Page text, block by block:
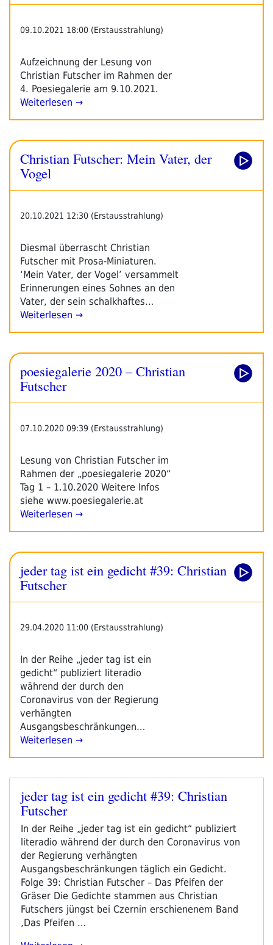
09.10.2021 18:00 (Erstausstrahlung)
Aufzeichnung der Lesung von
Christian Futscher im Rahmen der
4. Poesiegalerie am 9.10.2021.
Weiterlesen →
Christian Futscher: Mein Vater, der
Vogel
20.10.2021 12:30 (Erstausstrahlung)
Diesmal überrascht Christian
Futscher mit Prosa-Miniaturen.
‘Mein Vater, der Vogel’ versammelt
Erinnerungen eines Sohnes an den
Vater, der sein schalkhaftes…
Weiterlesen →
poesiegalerie 2020 – Christian
Futscher
07.10.2020 09:39 (Erstausstrahlung)
Lesung von Christian Futscher im
Rahmen der „poesiegalerie 2020“
Tag 1 – 1.10.2020 Weitere Infos
siehe www.poesiegalerie.at
Weiterlesen →
jeder tag ist ein gedicht #39: Christian
Futscher
29.04.2020 11:00 (Erstausstrahlung)
In der Reihe „jeder tag ist ein
gedicht“ publiziert literadio
während der durch den
Coronavirus von der Regierung
verhängten
Ausgangsbeschränkungen…
Weiterlesen →
Veröffentlicht
am
jeder tag ist ein gedicht #39: Christian
Futscher
In der Reihe „jeder tag ist ein gedicht“ publiziert
literadio während der durch den Coronavirus von
der Regierung verhängten
Ausgangsbeschränkungen täglich ein Gedicht.
Folge 39: Christian Futscher – Das Pfeifen der
Gräser Die Gedichte stammen aus Christian
Futschers jüngst bei Czernin erschienenem Band
‚Das Pfeifen …